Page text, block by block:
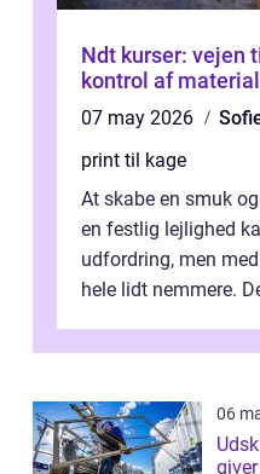
Ndt kurser: vejen
kontrol af
07 may 2026
print til kage
At skabe en smuk
en festlig lejlighed
udfordring, men
hele lidt nemmere.
06